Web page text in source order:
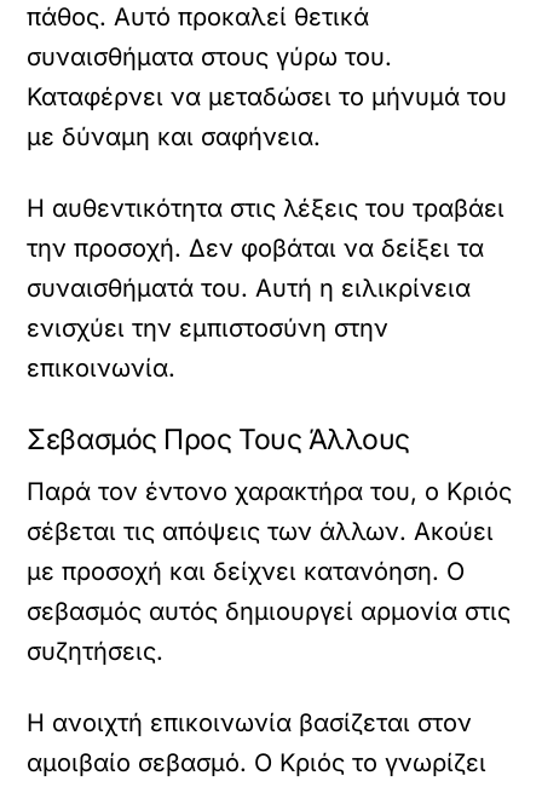
πάθος. Αυτό προκαλεί θετικά
συναισθήματα στους γύρω του.
Καταφέρνει να μεταδώσει το μήνυμά του
με δύναμη και σαφήνεια.
Η αυθεντικότητα στις λέξεις του τραβάει
την προσοχή. Δεν φοβάται να δείξει τα
συναισθήματά του. Αυτή η ειλικρίνεια
ενισχύει την εμπιστοσύνη στην
επικοινωνία.
Σεβασμός Προς Τους Άλλους
Παρά τον έντονο χαρακτήρα του, ο Κριός
σέβεται τις απόψεις των άλλων. Ακούει
με προσοχή και δείχνει κατανόηση. Ο
σεβασμός αυτός δημιουργεί αρμονία στις
συζητήσεις.
Η ανοιχτή επικοινωνία βασίζεται στον
αμοιβαίο σεβασμό. Ο Κριός το γνωρίζει